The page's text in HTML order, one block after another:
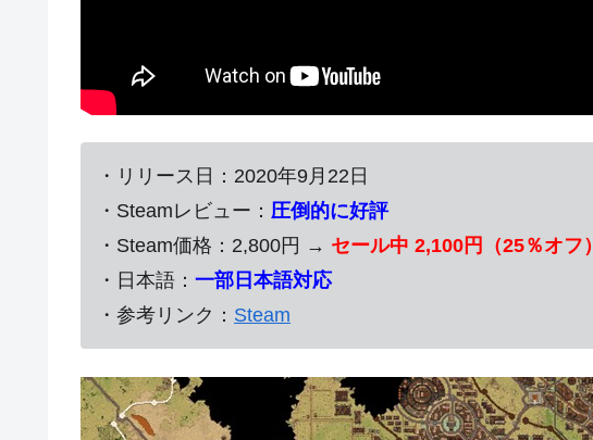
・リリース日：2020年9月22日
・Steamレビュー： 圧倒的に好評
・Steam価格：2,800円 → セール中 2,100円（25％オフ）
・日本語： 一部日本語対応
・参考リンク： Steam